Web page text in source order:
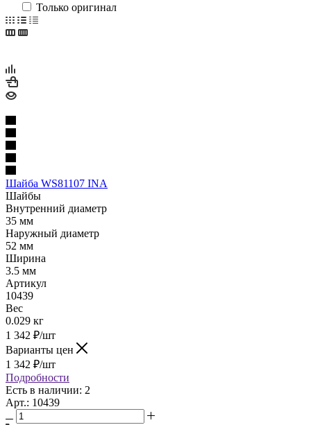
Только оригинал
Шайба WS81107 INA
Шайбы
Внутренний диаметр
35 мм
Наружный диаметр
52 мм
Ширина
3.5 мм
Артикул
10439
Вес
0.029 кг
1 342 ₽/шт
Варианты цен
1 342 ₽/шт
Подробности
Есть в наличии: 2
Арт.: 10439